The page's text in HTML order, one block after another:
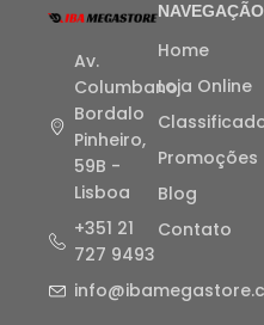
Av.
Columbano
Bordalo
Pinheiro,
59B -
Lisboa
+351 21
727 9493
NAVEGAÇÃO
Home
Loja Online
Promoções
Blog
Contato